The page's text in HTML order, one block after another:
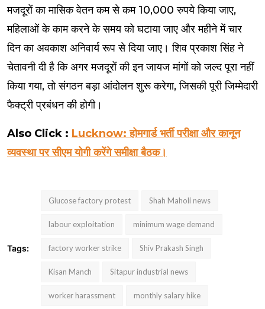
मजदूरों का मासिक वेतन कम से कम 10,000 रुपये किया जाए,
महिलाओं के काम करने के समय को घटाया जाए और महीने में चार
दिन का अवकाश अनिवार्य रूप से दिया जाए। शिव प्रकाश सिंह ने
चेतावनी दी है कि अगर मजदूरों की इन जायज मांगों को जल्द पूरा नहीं
किया गया, तो संगठन बड़ा आंदोलन शुरू करेगा, जिसकी पूरी जिम्मेदारी
फैक्ट्री प्रबंधन की होगी।
Also Click : Lucknow: होमगार्ड भर्ती परीक्षा और कानून
व्यवस्था पर सीएम योगी करेंगे समीक्षा बैठक।
Tags:
Glucose factory protest Shah Maholi news
labour exploitation minimum wage demand
factory worker strike Shiv Prakash Singh
Kisan Manch Sitapur industrial news
worker harassment monthly salary hike